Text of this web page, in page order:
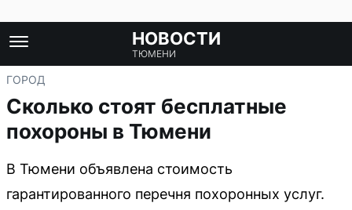
НОВОСТИ
ТЮМЕНИ
ГОРОД
Сколько стоят бесплатные
похороны в Тюмени
В Тюмени объявлена стоимость
гарантированного перечня похоронных услуг.